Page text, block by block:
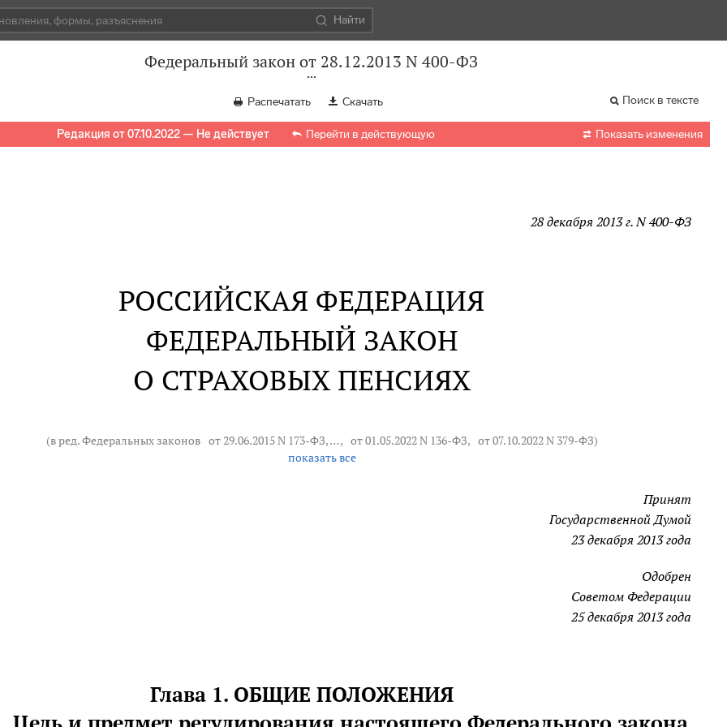
Найти
Федеральный закон от 28.12.2013 N 400-ФЗ
Распечатать Скачать Поиск в тексте
Редакция от 07.10.2022 — Не действует Перейти в действующую  Показать изменения
28 декабря 2013 г. N 400-ФЗ
РОССИЙСКАЯ ФЕДЕРАЦИЯ
ФЕДЕРАЛЬНЫЙ ЗАКОН
О СТРАХОВЫХ ПЕНСИЯХ
(в ред. Федеральных законов от 29.06.2015 N 173-ФЗ, … , от 01.05.2022 N 136-ФЗ, от 07.10.2022 N 379-ФЗ)
показать все
Принят
Государственной Думой
23 декабря 2013 года
Одобрен
Советом Федерации
25 декабря 2013 года
Глава 1. ОБЩИЕ ПОЛОЖЕНИЯ